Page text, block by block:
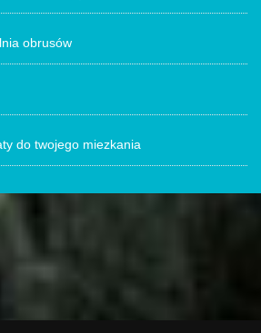
obrusów
do twojego miezkania